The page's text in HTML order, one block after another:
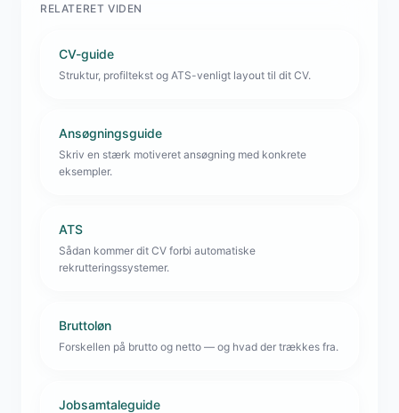
RELATERET VIDEN
CV-guide
Struktur, profiltekst og ATS-venligt layout til dit CV.
Ansøgningsguide
Skriv en stærk motiveret ansøgning med konkrete
eksempler.
ATS
Sådan kommer dit CV forbi automatiske
rekrutteringssystemer.
Bruttoløn
Forskellen på brutto og netto — og hvad der trækkes fra.
Jobsamtaleguide